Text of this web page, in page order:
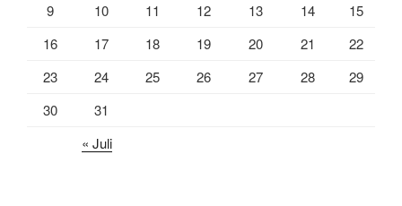
9
10 11 12 13 14
15
16
17 18 19 20 21
22
23
24 25 26 27 28
29
30
31
« Juli